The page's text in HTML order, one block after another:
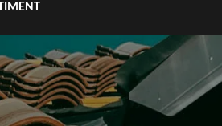
Peinture sur
tuile et toiture
Pose de